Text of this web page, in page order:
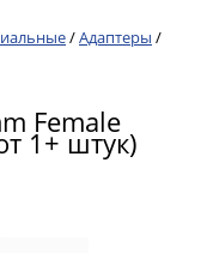
/Адаптеры /
Female
1+ штук)